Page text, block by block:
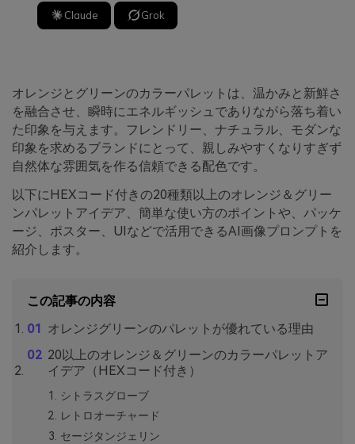
Claude Grok
オレンジとグリーンのカラーパレットは、温かみと新鮮さ
を融合させ、瞬時にエネルギッシュでありながら落ち着い
た印象を与えます。フレンドリー、ナチュラル、モダンな
印象を求めるブランドにとって、親しみやすくなりすぎず
自然体な雰囲気を作る信頼できる配色です。
以下にHEXコード付きの20種類以上のオレンジ＆グリー
ンパレットアイデア、簡単な使い方のポイントや、パッケ
ージ、ポスター、UIなどで活用できるAI画像プロンプトを
紹介します。
この記事の内容
オレンジグリーンのパレットが優れている理由
20以上のオレンジ＆グリーンのカラーパレットア
イデア（HEXコード付き）
シトラスグローブ
レトロオーチャード
セージタンジェリン